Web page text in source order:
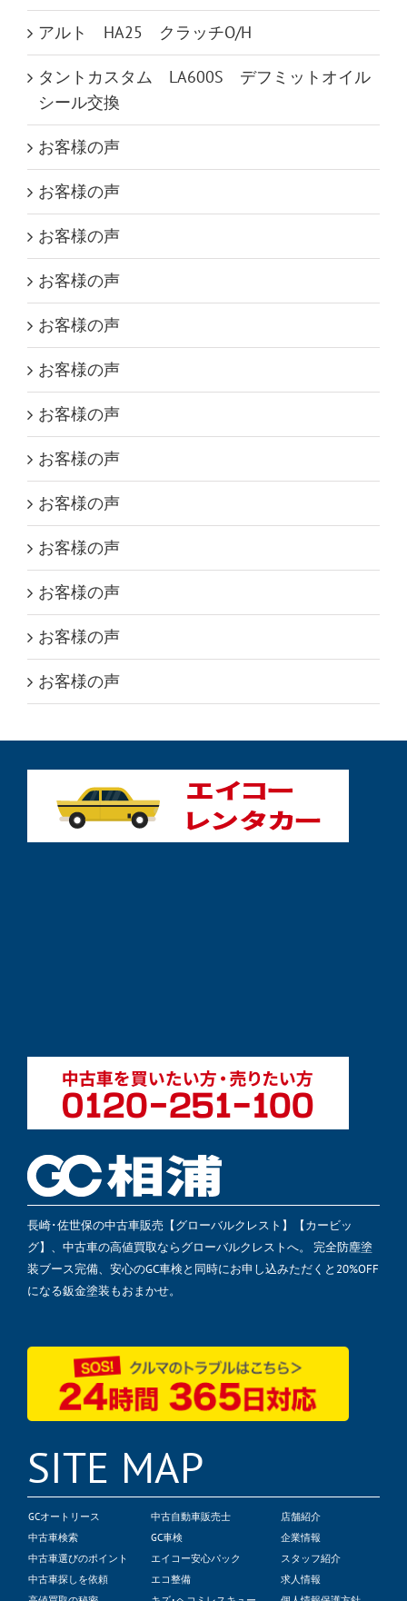
アルト HA25 クラッチO/H
タントカスタム LA600S デフミットオイル
シール交換
お客様の声
お客様の声
お客様の声
お客様の声
お客様の声
お客様の声
お客様の声
お客様の声
お客様の声
お客様の声
お客様の声
お客様の声
お客様の声
長崎･佐世保の中古車販売【グローバルクレスト】【カービッ
グ】、中古車の高値買取ならグローバルクレストへ。 完全防塵塗
装ブース完備、安心のGC車検と同時にお申し込みただくと20%OFF
になる鈑金塗装もおまかせ。
SITE MAP
GCオートリース
中古車検索
中古車選びのポイント
中古車探しを依頼
中古自動車販売士
GC車検
エイコー安心パック
エコ整備
店舗紹介
企業情報
スタッフ紹介
求人情報